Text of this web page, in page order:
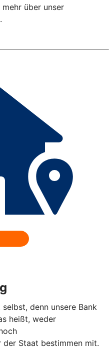
über unser
denn unsere Bank
heißt, weder
Staat bestimmen mit.